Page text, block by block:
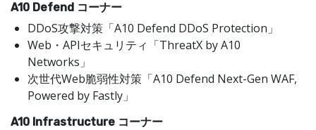
A10 Defend コーナー
DDoS攻撃対策「A10 Defend DDoS Protection」
Web・APIセキュリティ「ThreatX by A10
Networks」
次世代Web脆弱性対策「A10 Defend Next-Gen WAF,
Powered by Fastly」
A10 Infrastructure コーナー